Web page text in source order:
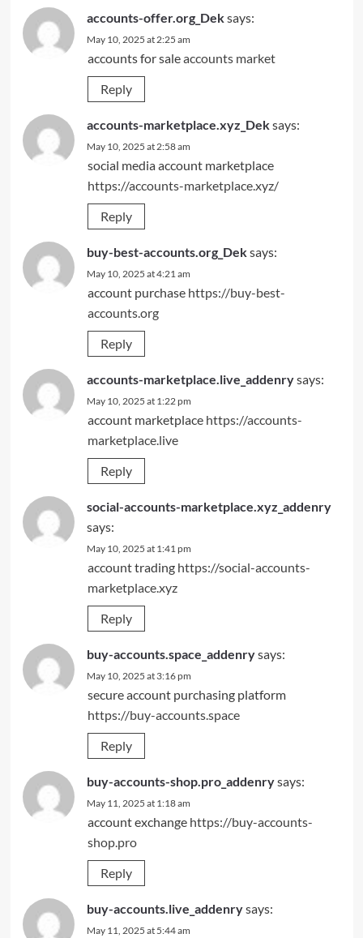
accounts-offer.org_Deksays:
May 10, 2025 at 2:25 am
accounts for saleaccounts market
Reply
accounts-marketplace.xyz_Deksays:
May 10, 2025 at 2:58 am
social media account marketplace
https://accounts-marketplace.xyz/
Reply
buy-best-accounts.org_Deksays:
May 10, 2025 at 4:21 am
account purchase https://buy-best-
accounts.org
Reply
accounts-marketplace.live_addenrysays:
May 10, 2025 at 1:22 pm
account marketplace https://accounts-
marketplace.live
Reply
social-accounts-marketplace.xyz_addenry
says:
May 10, 2025 at 1:41 pm
account trading https://social-accounts-
marketplace.xyz
Reply
buy-accounts.space_addenrysays:
May 10, 2025 at 3:16 pm
secure account purchasing platform
https://buy-accounts.space
Reply
buy-accounts-shop.pro_addenrysays:
May 11, 2025 at 1:18 am
account exchange https://buy-accounts-
shop.pro
Reply
buy-accounts.live_addenrysays:
May 11, 2025 at 5:44 am